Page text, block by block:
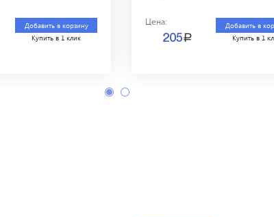
Добавить в корзину
Купить в 1 клик
Цена:
205a
Добавить в
Купить в 1